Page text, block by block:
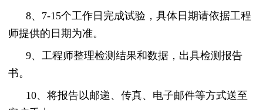
8、7-15个工作日完成试验，具体日期请依据工程
师提供的日期为准。
9、工程师整理检测结果和数据，出具检测报告
书。
10、将报告以邮递、传真、电子邮件等方式送至